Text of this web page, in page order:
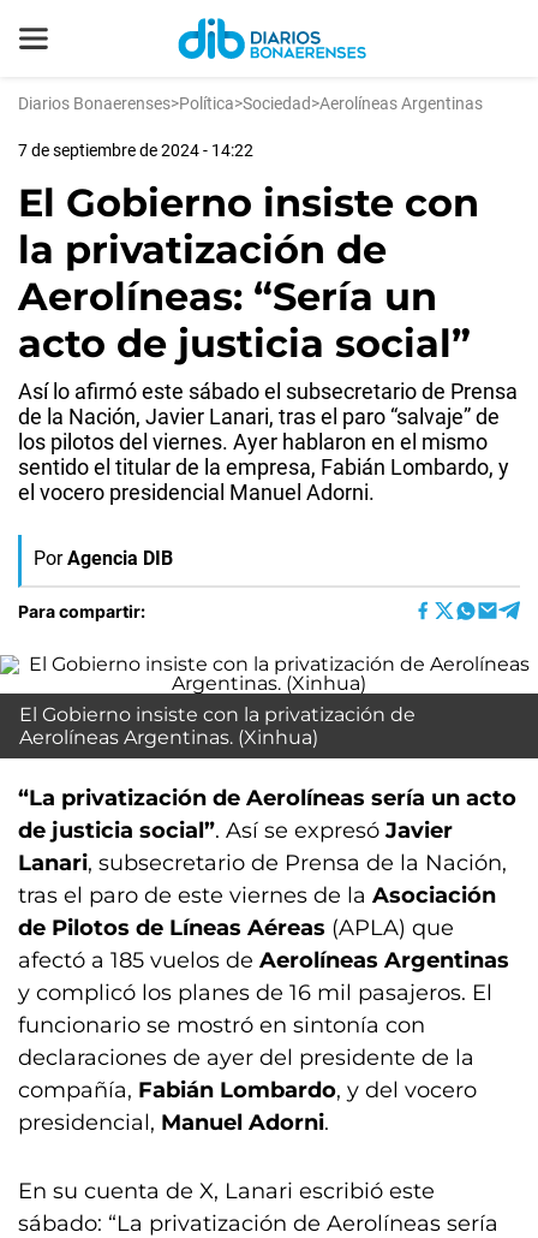
Diarios Bonaerenses>Política>Sociedad>Aerolíneas Argentinas
7 de septiembre de 2024 - 14:22
El Gobierno insiste con
la privatización de
Aerolíneas: “Sería un
acto de justicia social”
Así lo afirmó este sábado el subsecretario de Prensa
de la Nación, Javier Lanari, tras el paro “salvaje” de
los pilotos del viernes. Ayer hablaron en el mismo
sentido el titular de la empresa, Fabián Lombardo, y
el vocero presidencial Manuel Adorni.
Por Agencia DIB
Para compartir:
El Gobierno insiste con la privatización de
Aerolíneas Argentinas. (Xinhua)
“La privatización de Aerolíneas sería un acto
de justicia social”. Así se expresó Javier
Lanari, subsecretario de Prensa de la Nación,
tras el paro de este viernes de la Asociación
de Pilotos de Líneas Aéreas (APLA) que
afectó a 185 vuelos de Aerolíneas Argentinas
y complicó los planes de 16 mil pasajeros. El
funcionario se mostró en sintonía con
declaraciones de ayer del presidente de la
compañía, Fabián Lombardo, y del vocero
presidencial, Manuel Adorni.
En su cuenta de X, Lanari escribió este
sábado: “La privatización de Aerolíneas sería